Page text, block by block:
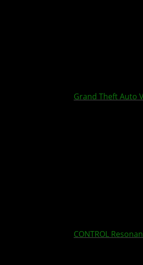
Grand Theft Auto
CONTROL